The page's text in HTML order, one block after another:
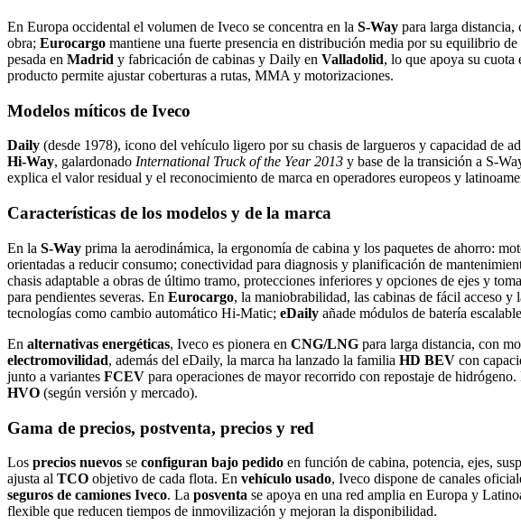
En Europa occidental el volumen de Iveco se concentra en la S-Way para larga distancia,
obra; Eurocargo mantiene una fuerte presencia en distribución media por su equilibrio
pesada en Madrid y fabricación de cabinas y Daily en Valladolid, lo que apoya su
producto permite ajustar coberturas a rutas, MMA y motorizaciones.
Modelos míticos de Iveco
Daily (desde 1978), icono del vehículo ligero por su chasis de largueros y capacidad de
Hi‑Way, galardonado International Truck of the Year 2013 y base de la transición a
explica el valor residual y el reconocimiento de marca en operadores europeos y
Características de los modelos y de la marca
En la S‑Way prima la aerodinámica, la ergonomía de cabina y los paquetes de ahorro:
orientadas a reducir consumo; conectividad para diagnosis y planificación de
chasis adaptable a obras de último tramo, protecciones inferiores y opciones de ejes y
para pendientes severas. En Eurocargo, la maniobrabilidad, las cabinas de fácil acceso y
tecnologías como cambio automático Hi‑Matic; eDaily añade módulos de batería
En alternativas energéticas, Iveco es pionera en CNG/LNG para larga distancia, con
electromovilidad, además del eDaily, la marca ha lanzado la familia HD BEV con
junto a variantes FCEV para operaciones de mayor recorrido con repostaje de
HVO (según versión y mercado).
Gama de precios, postventa, precios y red
Los precios nuevos se configuran bajo pedido en función de cabina, potencia, ejes,
ajusta al TCO objetivo de cada flota. En vehículo usado, Iveco dispone de canales
seguros de camiones Iveco. La posventa se apoya en una red amplia en Europa y
flexible que reducen tiempos de inmovilización y mejoran la disponibilidad.